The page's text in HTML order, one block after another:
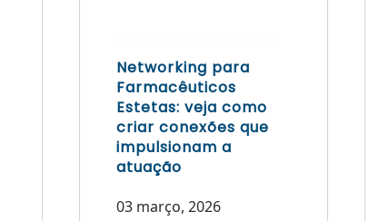
Networking para
Farmacêuticos
Estetas: veja como
criar conexões que
impulsionam a
atuação
03 março, 2026